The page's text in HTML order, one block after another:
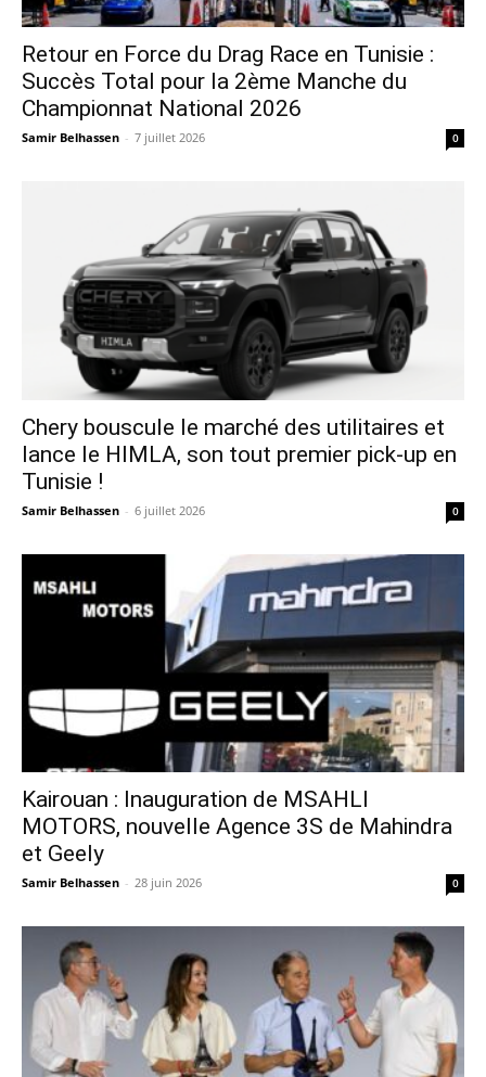
Retour en Force du Drag Race en Tunisie :
Succès Total pour la 2ème Manche du
Championnat National 2026
Samir Belhassen - 7 juillet 2026 0
Chery bouscule le marché des utilitaires et
lance le HIMLA, son tout premier pick-up en
Tunisie !
Samir Belhassen - 6 juillet 2026 0
Kairouan : Inauguration de MSAHLI
MOTORS, nouvelle Agence 3S de Mahindra
et Geely
Samir Belhassen - 28 juin 2026 0